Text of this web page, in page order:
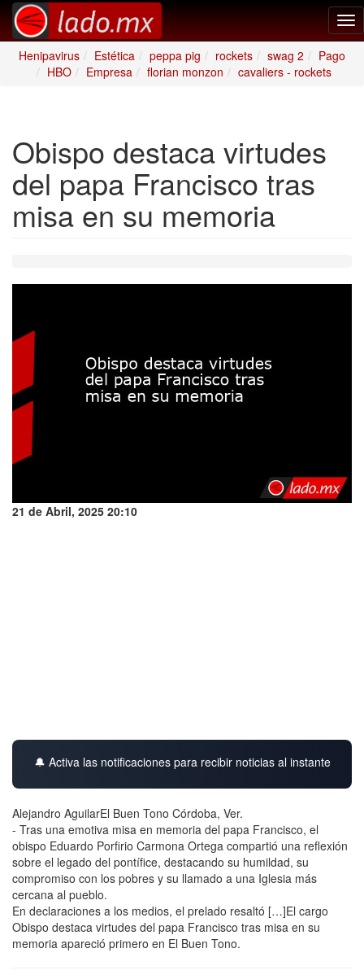
Henipavirus
Estética peppa pig rockets swag 2
Pago
HBO
Empresa florian monzon cavaliers - rockets
Obispo destaca virtudes
del papa Francisco tras
misa en su memoria
21 de Abril, 2025 20:10
🔔 Activa las notificaciones para recibir noticias al instante
Alejandro AguilarEl Buen Tono Córdoba, Ver.
- Tras una emotiva misa en memoria del papa Francisco, el
obispo Eduardo Porfirio Carmona Ortega compartió una reflexión
sobre el legado del pontífice, destacando su humildad, su
compromiso con los pobres y su llamado a una Iglesia más
cercana al pueblo.
En declaraciones a los medios, el prelado resaltó […]El cargo
Obispo destaca virtudes del papa Francisco tras misa en su
memoria apareció primero en El Buen Tono.